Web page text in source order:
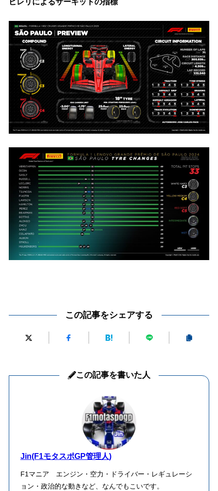
この記事をシェアする
この記事を書いた人
Jin(F1モタスポGP管理人)
F1マニア エンジン・空力・ドライバー・レギュレーシ
ョン・政治的な動きなど、なんでもこいです。